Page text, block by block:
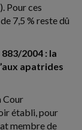
Pour ces
7,5 % reste dû
2004 : la
apatrides
Cour
établi, pour
membre de